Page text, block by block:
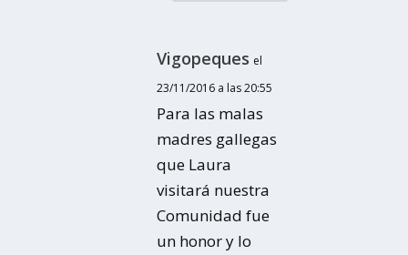
Vigopeques el
23/11/2016 a las 20:55
Para las malas
madres gallegas
que Laura
visitará nuestra
Comunidad fue
un honor y lo